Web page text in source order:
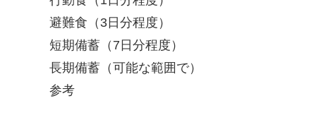
避難食（3日分程度）
短期備蓄（7日分程度）
長期備蓄（可能な範囲で）
参考